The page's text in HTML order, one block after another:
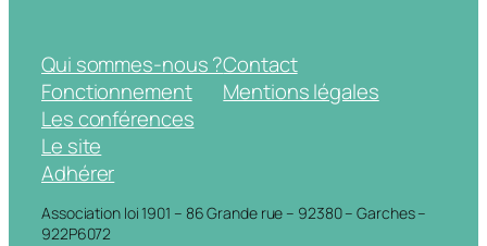
Qui sommes-nous ?
Fonctionnement
Les conférences
Le site
Adhérer
Contact
Mentions légales
Association loi 1901 – 86 Grande rue – 92380 – Garches –
922P6072